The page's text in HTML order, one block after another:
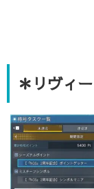
＊リヴィ